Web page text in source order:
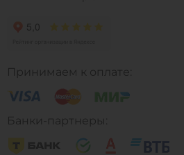
Принимаем к оплате:
Банки-партнеры: